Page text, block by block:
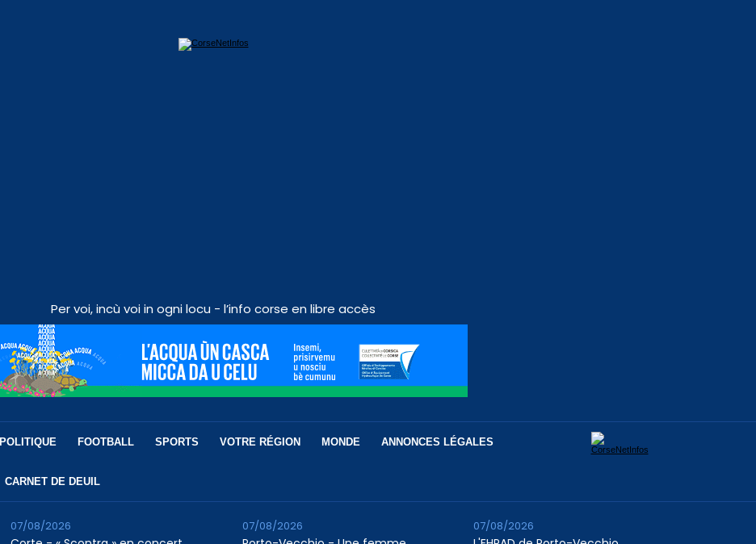
Per voi, incù voi in ogni locu - l’info corse en libre accès
POLITIQUE FOOTBALL SPORTS VOTRE RÉGION MONDE ANNONCES LÉGALES
CARNET DE DEUIL
07/08/2026 07/08/2026 07/08/2026